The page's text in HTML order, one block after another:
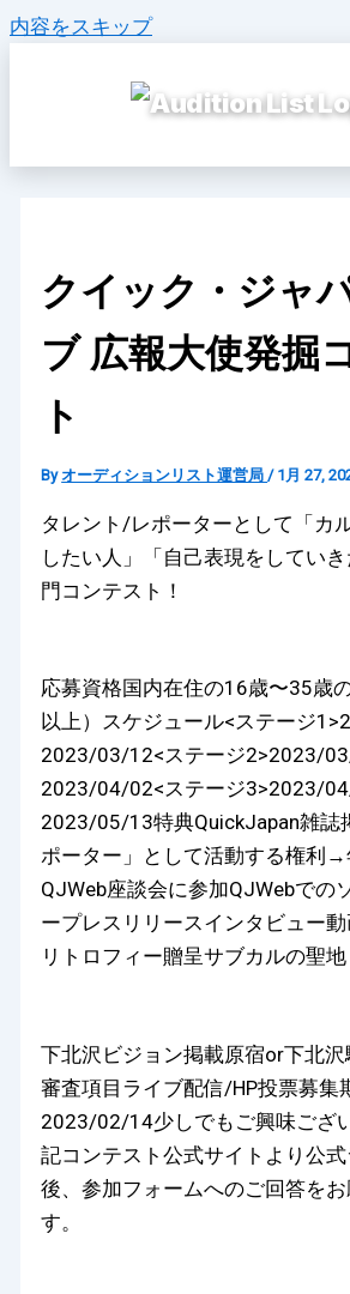
内容をスキップ
クイック・ジャ
ブ 広報大使発掘
ト
Byオーディションリスト運営局 / 1月 27,
タレント/レポーターとして「カ
したい人」「自己表現をしてい
門コンテスト！
応募資格国内在住の16歳〜35歳
以上）スケジュール<ステージ
2023/03/12<ステージ2>2023/
2023/04/02<ステージ3>2023/
2023/05/13特典QuickJapan雑誌
ポーター」として活動する権利
QJWeb座談会に参加QJWebでの
ープレスリリースインタビュー
リトロフィー贈呈サブカルの聖地
下北沢ビジョン掲載原宿or下北
審査項目ライブ配信/HP投票募集
2023/02/14少しでもご興味ござ
記コンテスト公式サイトより公
後、参加フォームへのご回答をお
す。